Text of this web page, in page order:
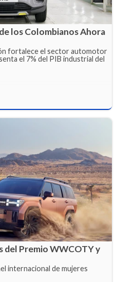
los Colombianos Ahora
fortalece el sector automotor
el 7% del PIB industrial del
del Premio WWCOTY y
internacional de mujeres